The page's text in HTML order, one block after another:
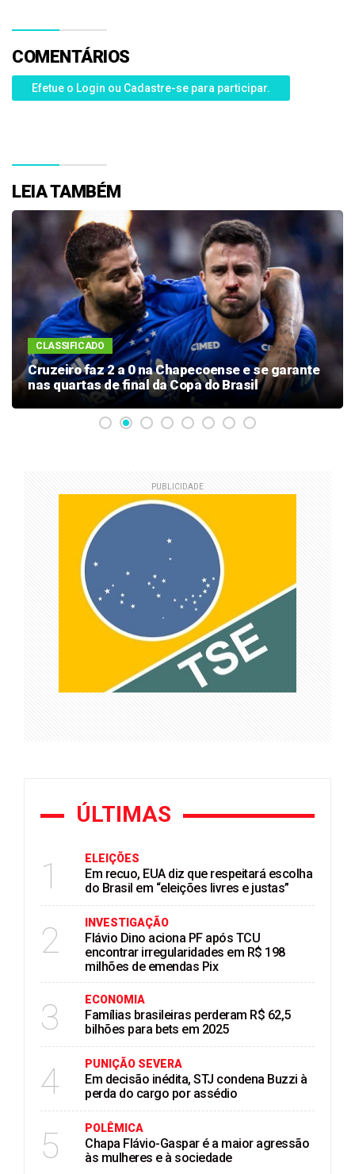
COMENTÁRIOS
Efetue o Login ou Cadastre-se para participar.
LEIA TAMBÉM
CLASSIFICADO
Cruzeiro faz 2 a 0 na Chapecoense e se garante
nas quartas de final da Copa do Brasil
PUBLICIDADE
ÚLTIMAS
1 ELEIÇÕES
Em recuo, EUA diz que respeitará escolha
do Brasil em “eleições livres e justas”
2 INVESTIGAÇÃO
Flávio Dino aciona PF após TCU
encontrar irregularidades em R$ 198
milhões de emendas Pix
3 ECONOMIA
Famílias brasileiras perderam R$ 62,5
bilhões para bets em 2025
4 PUNIÇÃO SEVERA
Em decisão inédita, STJ condena Buzzi à
perda do cargo por assédio
5 POLÊMICA
Chapa Flávio-Gaspar é a maior agressão
às mulheres e à sociedade